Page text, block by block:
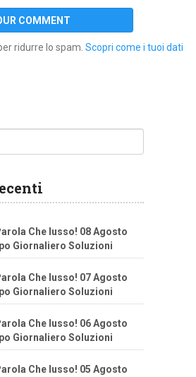
ridurre lo spam. Scopri come i tuoi dati
Che lusso! 08 Agosto
Giornaliero Soluzioni
Che lusso! 07 Agosto
Giornaliero Soluzioni
Che lusso! 06 Agosto
Giornaliero Soluzioni
Che lusso! 05 Agosto